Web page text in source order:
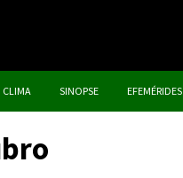
CLIMA SINOPSE EFEMÉRIDES